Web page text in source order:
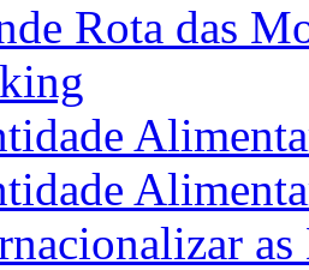
Rota das